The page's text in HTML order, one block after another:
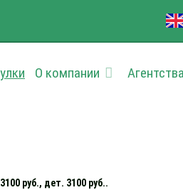
О компании
руб., дет. 3100 руб..